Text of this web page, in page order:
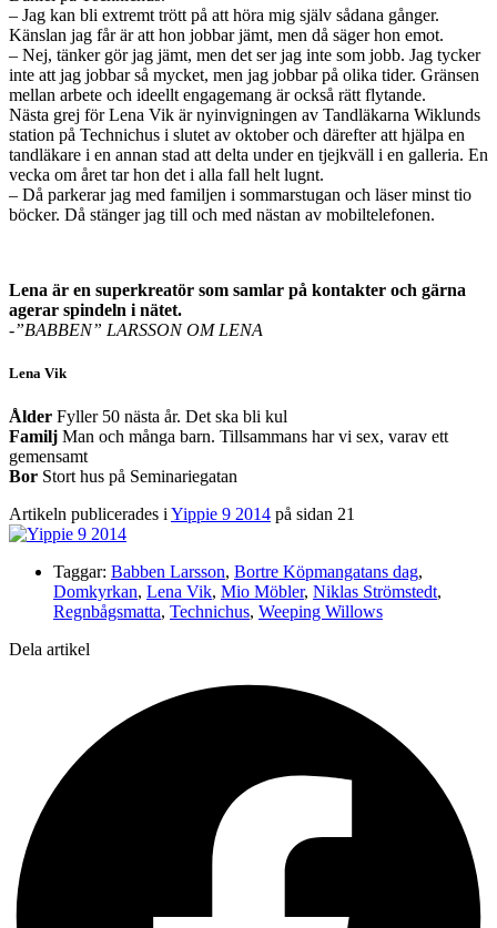
– Jag kan bli extremt trött på att höra mig själv sådana gånger.
Känslan jag får är att hon jobbar jämt, men då säger hon emot.
– Nej, tänker gör jag jämt, men det ser jag inte som jobb. Jag tycker
inte att jag jobbar så mycket, men jag jobbar på olika tider. Gränsen
mellan arbete och ideellt engagemang är också rätt flytande.
Nästa grej för Lena Vik är nyinvigningen av Tandläkarna Wiklunds
station på Technichus i slutet av oktober och därefter att hjälpa en
tandläkare i en annan stad att delta under en tjejkväll i en galleria. En
vecka om året tar hon det i alla fall helt lugnt.
– Då parkerar jag med familjen i sommarstugan och läser minst tio
böcker. Då stänger jag till och med nästan av mobiltelefonen.
Lena är en superkreatör som samlar på kontakter och gärna
agerar spindeln i nätet.
-”BABBEN” LARSSON OM LENA
Lena Vik
Ålder Fyller 50 nästa år. Det ska bli kul
Familj Man och många barn. Tillsammans har vi sex, varav ett
gemensamt
Bor Stort hus på Seminariegatan
Artikeln publicerades i Yippie 9 2014 på sidan 21
Taggar: Babben Larsson, Bortre Köpmangatans dag,
Domkyrkan, Lena Vik, Mio Möbler, Niklas Strömstedt,
Regnbågsmatta, Technichus, Weeping Willows
Dela artikel